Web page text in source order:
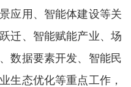
应用、智能体建设等关
迁、智能赋能产业、场
数据要素开发、智能民
生态优化等重点工作，